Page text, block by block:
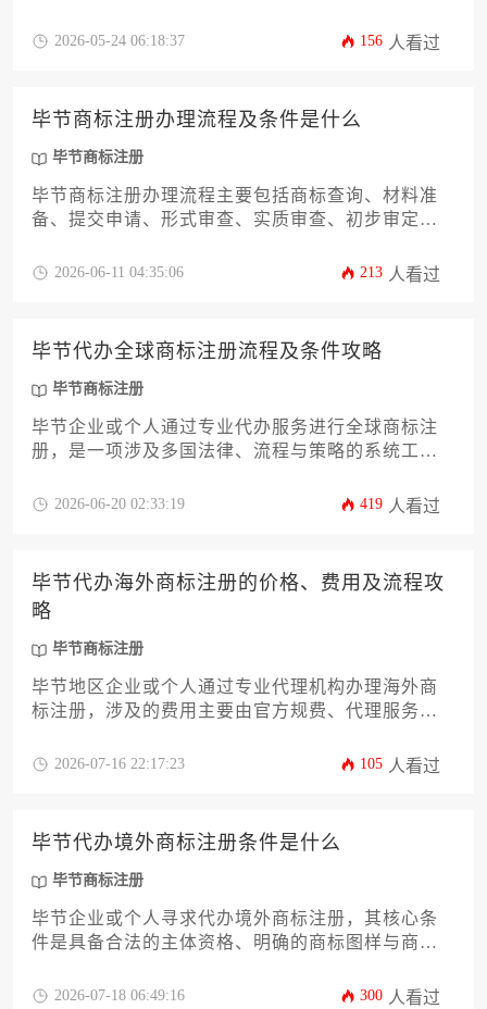
量、流程复杂度、是否遭遇异议以及选择的服务模
2026-05-24 06:18:37 156 人看过
毕节商标注册办理流程及条件是什么
毕节商标注册
毕节商标注册办理流程主要包括商标查询、材料准
备、提交申请、形式审查、实质审查、初步审定公
及申请人资格、商标显著性、非冲突性及规范材料
2026-06-11 04:35:06 213 人看过
毕节代办全球商标注册流程及条件攻略
毕节商标注册
毕节企业或个人通过专业代办服务进行全球商标注
册，是一项涉及多国法律、流程与策略的系统工
际递交、后期维护的全流程，并阐明选择毕节本地
2026-06-20 02:33:19 419 人看过
毕节代办海外商标注册的价格、费用及流程攻
略
毕节商标注册
毕节地区企业或个人通过专业代理机构办理海外商
标注册，涉及的费用主要由官方规费、代理服务费
审查公示及注册维护等关键阶段。本文将为您详尽
2026-07-16 22:17:23 105 人看过
毕节代办境外商标注册条件是什么
毕节商标注册
毕节企业或个人寻求代办境外商标注册，其核心条
件是具备合法的主体资格、明确的商标图样与商品
专业合规的代理机构。整个过程涉及国内基础申
2026-07-18 06:49:16 300 人看过